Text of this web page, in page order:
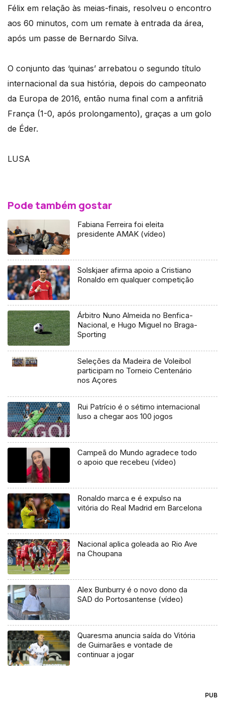
Félix em relação às meias-finais, resolveu o encontro
aos 60 minutos, com um remate à entrada da área,
após um passe de Bernardo Silva.
O conjunto das ‘quinas’ arrebatou o segundo título
internacional da sua história, depois do campeonato
da Europa de 2016, então numa final com a anfitriã
França (1-0, após prolongamento), graças a um golo
de Éder.
LUSA
Pode também gostar
Fabiana Ferreira foi eleita
presidente AMAK (vídeo)
Solskjaer afirma apoio a Cristiano
Ronaldo em qualquer competição
Árbitro Nuno Almeida no Benfica-
Nacional, e Hugo Miguel no Braga-
Sporting
Seleções da Madeira de Voleibol
participam no Torneio Centenário
nos Açores
Rui Patrício é o sétimo internacional
luso a chegar aos 100 jogos
Campeã do Mundo agradece todo
o apoio que recebeu (vídeo)
Ronaldo marca e é expulso na
vitória do Real Madrid em Barcelona
Nacional aplica goleada ao Rio Ave
na Choupana
Alex Bunburry é o novo dono da
SAD do Portosantense (vídeo)
Quaresma anuncia saída do Vitória
de Guimarães e vontade de
continuar a jogar
PUB